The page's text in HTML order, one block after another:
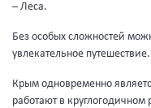
– Леса.
Без особых сложностей
увлекательное путешествие.
Крым одновременно
работают в